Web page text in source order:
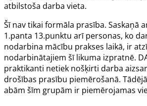
atbilstoša darba vieta.
Šī nav tikai formāla prasība. Saskaņā
1.panta 13.punktu arī personas, ko
nodarbina mācību prakses laikā, ir
nodarbinātajiem šīlikuma izpratnē.
praktikanti netiek nošķirti darba
drošības prasību piemērošanā.
abām šīm grupām ir piemērojamas